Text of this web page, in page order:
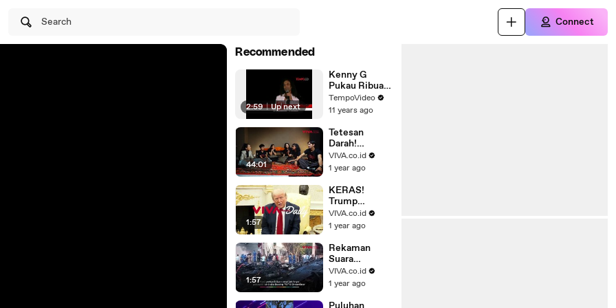
Search Connect
Recommended
2:59 | Up next
Kenny G
Pukau Ribuan
Pengunjung di
Prambanan
TempoVideo
11 years ago
44:01
Tetesan
Darah!
Pengalaman
Mistis Para
Kitab Sijjin
VIVA.co.id
1 year ago
1:57
KERAS!
Trump
Ultimatum
Rusia Agar
Perang,
Ancamannya
VIVA.co.id
1 year ago
1:57
Rekaman
Suara
Jatuhnya
Pesawat Air
Pilot?
VIVA.co.id
1 year ago